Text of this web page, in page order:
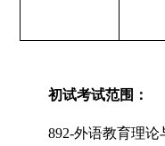
初试考试范围：
892-外语教育理论